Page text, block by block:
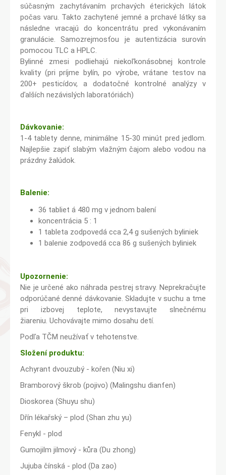
súčasným zachytávaním prchavých éterických látok
počas varu. Takto zachytené jemné a prchavé látky sa
následne vracajú do koncentrátu pred vykonávaním
granulácie. Samozrejmosťou je autentizácia surovín
pomocou TLC a HPLC.
Bylinné zmesi podliehajú niekoľkonásobnej kontrole
kvality (pri príjme bylín, po výrobe, vrátane testov na
200+ pesticídov, a dodatočné kontrolné analýzy v
ďalších nezávislých laboratóriách)
Dávkovanie:
1-4 tablety denne, minimálne 15-30 minút pred jedlom.
Najlepšie zapiť slabým vlažným čajom alebo vodou na
prázdny žalúdok.
Balenie:
36 tabliet á 480 mg v jednom balení
koncentrácia 5 : 1
1 tableta zodpovedá cca 2,4 g sušených byliniek
1 balenie zodpovedá cca 86 g sušených byliniek
Upozornenie:
Nie je určené ako náhrada pestrej stravy. Neprekračujte
odporúčané denné dávkovanie. Skladujte v suchu a tme
pri izbovej teplote, nevystavujte slnečnému
žiareniu. Uchovávajte mimo dosahu detí.
Podľa TČM neužívať v tehotenstve.
Složení produktu:
Achyrant dvouzubý - kořen (Niu xi)
Bramborový škrob (pojivo) (Malingshu dianfen)
Dioskorea (Shuyu shu)
Dřín lékařský – plod (Shan zhu yu)
Fenykl - plod
Gumojilm jilmový - kůra (Du zhong)
Jujuba čínská - plod (Da zao)